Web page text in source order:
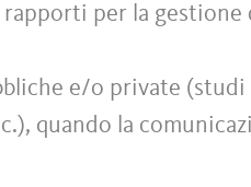
per la
e/o private (studi
quando la